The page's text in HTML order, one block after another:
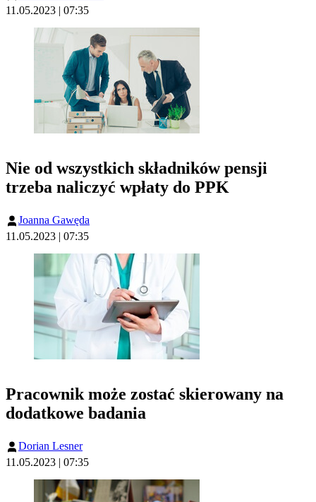
11.05.2023 | 07:35
Nie od wszystkich składników pensji
trzeba naliczyć wpłaty do PPK
Joanna Gawęda
11.05.2023 | 07:35
Pracownik może zostać skierowany na
dodatkowe badania
Dorian Lesner
11.05.2023 | 07:35